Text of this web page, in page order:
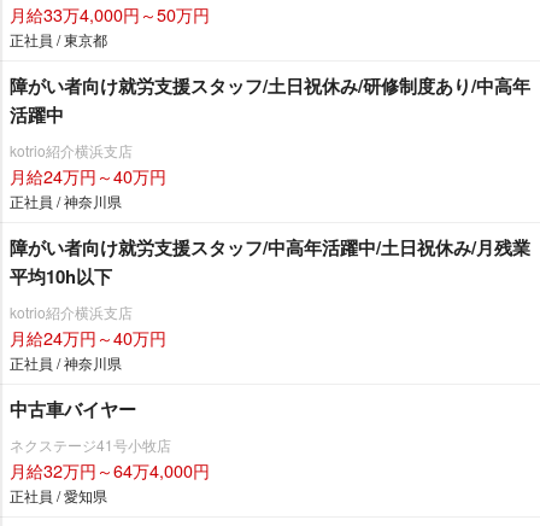
月給33万4,000円～50万円
正社員 / 東京都
障がい者向け就労支援スタッフ/土日祝休み/研修制度あり/中高年
活躍中
kotrio紹介横浜支店
月給24万円～40万円
正社員 / 神奈川県
障がい者向け就労支援スタッフ/中高年活躍中/土日祝休み/月残業
平均10h以下
kotrio紹介横浜支店
月給24万円～40万円
正社員 / 神奈川県
中古車バイヤー
ネクステージ41号小牧店
月給32万円～64万4,000円
正社員 / 愛知県